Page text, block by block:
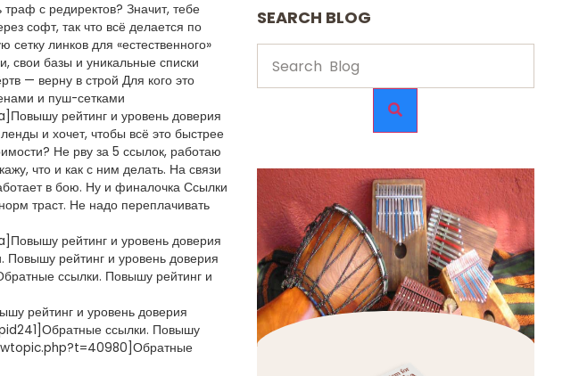
с редиректов? Значит, тебе
софт, так что всё делается по
линков для «естественного»
базы и уникальные списки
— верну в строй Для кого это
и пуш-сетками
рейтинг и уровень доверия
и хочет, чтобы всё это быстрее
Не рву за 5 ссылок, работаю
что и как с ним делать. На связи
в бою. Ну и финалочка Ссылки
траст. Не надо переплачивать
рейтинг и уровень доверия
рейтинг и уровень доверия
ссылки. Повышу рейтинг и
рейтинг и уровень доверия
ссылки. Повышу
SEARCH BLOG